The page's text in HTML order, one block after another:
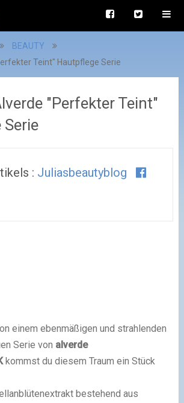
BEAUTY
Teint" Hautpflege Serie
"Perfekter Teint"
: Juliasbeautyblog
einem ebenmäßigen und strahlenden
Serie von alverde
kommst du diesem Traum ein Stück
bestehend aus